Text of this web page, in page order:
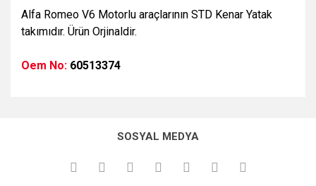
Alfa Romeo V6 Motorlu araçlarının STD Kenar Yatak
takımıdır. Ürün Orjinaldir.
Oem No: 60513374
kullanarak tarafımıza iletebilirsiniz.
Görüş ve önerileriniz için teşekkür ederiz.
SOSYAL MEDYA